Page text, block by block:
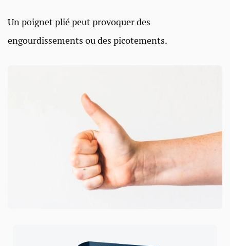
Un poignet plié peut provoquer des
engourdissements ou des picotements.